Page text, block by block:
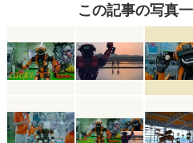
この記事の写真